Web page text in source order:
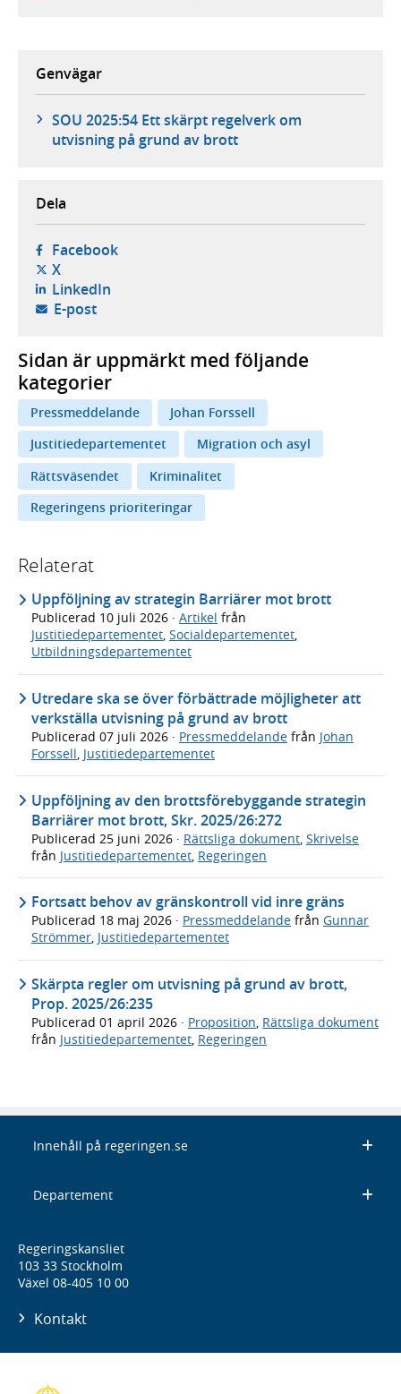
Genvägar
SOU 2025:54 Ett skärpt regelverk om
utvisning på grund av brott
Dela
Facebook- öppnas i ny flik, extern webbplats,
X- öppnas i ny flik, extern webbplats,
LinkedIn- öppnas i ny flik, extern webbplats,
E-post- öppnar din e-postklient,
Sidan är uppmärkt med följande
kategorier
Pressmeddelande
Johan Forssell
Justitiedepartementet
Migration och asyl
Rättsväsendet
Kriminalitet
Regeringens prioriteringar
Relaterat
Uppföljning av strategin Barriärer mot brott
Publicerad 10 juli 2026 · Artikel från
Justitiedepartementet, Socialdepartementet,
Utbildningsdepartementet
Utredare ska se över förbättrade möjligheter att
verkställa utvisning på grund av brott
Publicerad 07 juli 2026 · Pressmeddelande från Johan
Forssell, Justitiedepartementet
Uppföljning av den brottsförebyggande strategin
Barriärer mot brott, Skr. 2025/26:272
Publicerad 25 juni 2026 · Rättsliga dokument Skrivelse
från Justitiedepartementet Regeringen
Fortsatt behov av gränskontroll vid inre gräns
Publicerad 18 maj 2026 · Pressmeddelande från Gunnar
Strömmer, Justitiedepartementet
Skärpta regler om utvisning på grund av brott,
Prop. 2025/26:235
Publicerad 01 april 2026 · Proposition, Rättsliga dokument
från Justitiedepartementet, Regeringen
Innehåll på regeringen.se
Departement
Regeringskansliet
103 33 Stockholm
Växel 08-405 10 00
Kontakt